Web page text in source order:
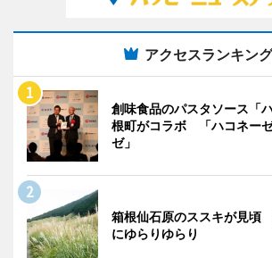
アクセスランキング
創味食品のパスタソース「
根町がコラボ 「ハコネー
ゼ」
箱根仙石原のススキが見頃
にゆらりゆらり